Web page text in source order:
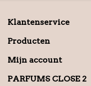
Klantenservice
Producten
Mijn account
PARFUMS CLOSE 2